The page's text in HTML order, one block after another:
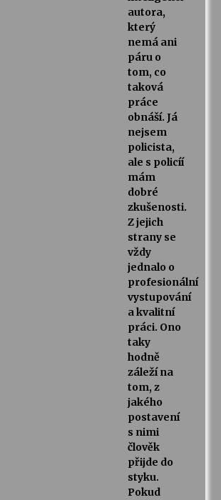
autora,
který
nemá ani
páru o
tom, co
taková
práce
obnáší. Já
nejsem
policista,
ale s policíí
mám
dobré
zkušenosti.
Z jejich
strany se
vždy
jednalo o
profesionální
vystupování
a kvalitní
práci. Ono
taky
hodně
záleží na
tom, z
jakého
postavení
s nimi
člověk
přijde do
styku.
Pokud